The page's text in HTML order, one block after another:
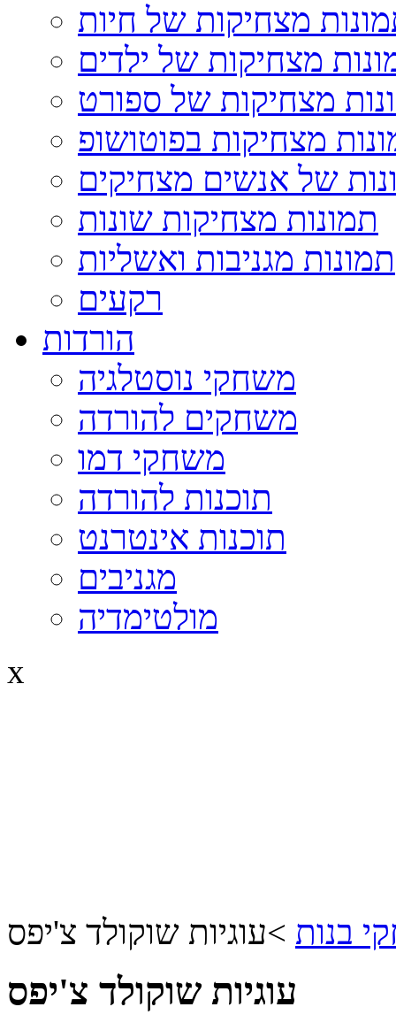
מצחיקות של חיות
מצחיקות של ילדים
מצחיקות של ספורט
מצחיקות בפוטושופ
של אנשים מצחיקים
תמונות מצחיקות שונות
תמונות מגניבות ואשליות
רקעים
הורדות
משחקי נוסטלגיה
משחקים להורדה
משחקי דמו
תוכנות להורדה
תוכנות אינטרנט
מגניבים
מולטימדיה
x
בנות >עוגיות שוקולד צ'יפס
עוגיות שוקולד צ'יפס